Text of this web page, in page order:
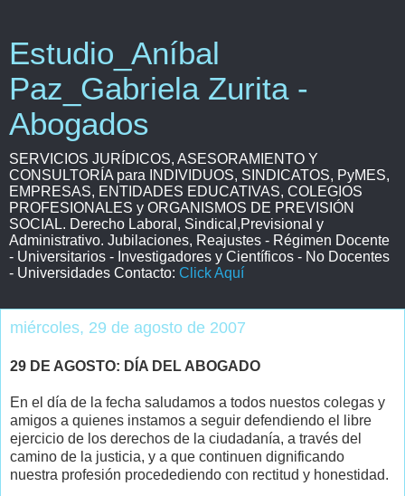
Estudio_Aníbal
Paz_Gabriela Zurita -
Abogados
SERVICIOS JURÍDICOS, ASESORAMIENTO Y
CONSULTORÍA para INDIVIDUOS, SINDICATOS, PyMES,
EMPRESAS, ENTIDADES EDUCATIVAS, COLEGIOS
PROFESIONALES y ORGANISMOS DE PREVISIÓN
SOCIAL. Derecho Laboral, Sindical,Previsional y
Administrativo. Jubilaciones, Reajustes - Régimen Docente
- Universitarios - Investigadores y Científicos - No Docentes
- Universidades Contacto: Click Aquí
miércoles, 29 de agosto de 2007
29 DE AGOSTO: DÍA DEL ABOGADO
En el día de la fecha saludamos a todos nuestos colegas y
amigos a quienes instamos a seguir defendiendo el libre
ejercicio de los derechos de la ciudadanía, a través del
camino de la justicia, y a que continuen dignificando
nuestra profesión procedediendo con rectitud y honestidad.